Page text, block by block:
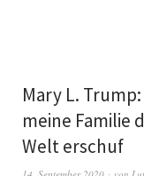
Mary L.
meine Familie
Welt erschuf